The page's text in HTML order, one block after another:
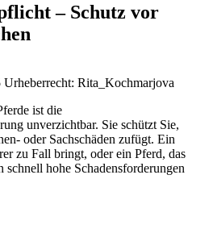
– Schutz vor
Rita_Kochmarjova
ist die
unverzichtbar. Sie schützt Sie,
oder Sachschäden zufügt. Ein
zu Fall bringt, oder ein Pferd, das
schnell hohe Schadensforderungen